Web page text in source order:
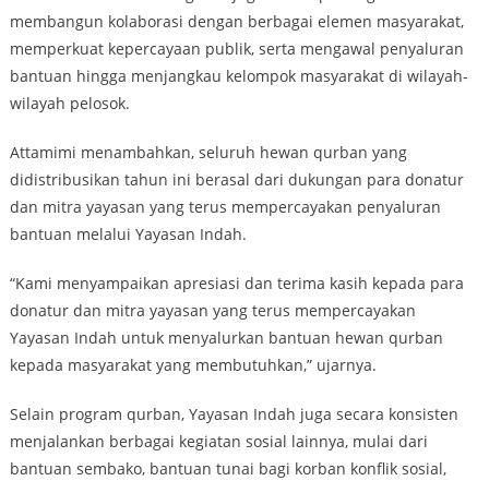
membangun kolaborasi dengan berbagai elemen masyarakat,
memperkuat kepercayaan publik, serta mengawal penyaluran
bantuan hingga menjangkau kelompok masyarakat di wilayah-
wilayah pelosok.
Attamimi menambahkan, seluruh hewan qurban yang
didistribusikan tahun ini berasal dari dukungan para donatur
dan mitra yayasan yang terus mempercayakan penyaluran
bantuan melalui Yayasan Indah.
“Kami menyampaikan apresiasi dan terima kasih kepada para
donatur dan mitra yayasan yang terus mempercayakan
Yayasan Indah untuk menyalurkan bantuan hewan qurban
kepada masyarakat yang membutuhkan,” ujarnya.
Selain program qurban, Yayasan Indah juga secara konsisten
menjalankan berbagai kegiatan sosial lainnya, mulai dari
bantuan sembako, bantuan tunai bagi korban konflik sosial,